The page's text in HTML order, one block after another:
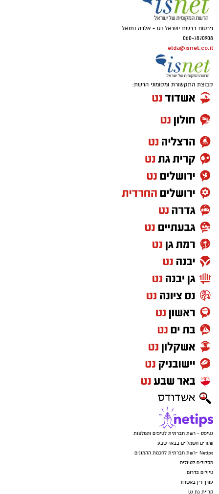
פרסום ברשת ישראל נט - אלדה נתנאל
050-7870908
elda@isnet.co.il
קבוצת התקשורת ומקומוני הרשת:
נטיפס - רשת חברתית לטיפים והמלצות
שערים חשמליים בבאר שבע
Netips -רשת חברתית לחכמת ההמונים
מסלולים לטיולים
טיולים בדרום
עורך דין באשדוד
קריית גת נט